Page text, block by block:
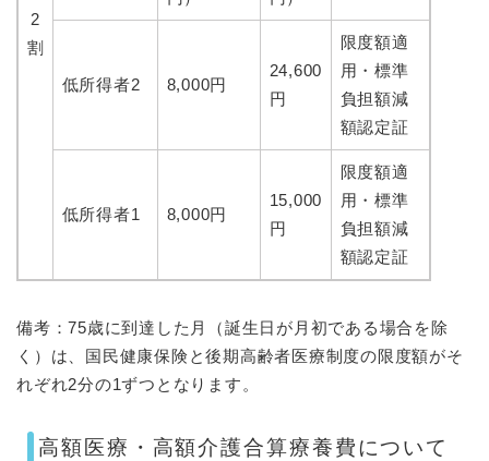
2
割
低所得者2 8,000円
24,600
円
限度額適
用・標準
負担額減
額認定証
低所得者1 8,000円
15,000
円
限度額適
用・標準
負担額減
額認定証
備考：75歳に到達した月（誕生日が月初である場合を除
く）は、国民健康保険と後期高齢者医療制度の限度額がそ
れぞれ2分の1ずつとなります。
高額医療・高額介護合算療養費について